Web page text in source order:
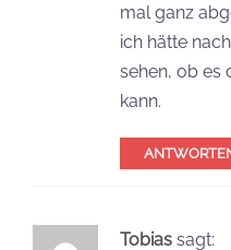
mal ganz
ich hätte
sehen, ob es
kann.
Tobias sagt: